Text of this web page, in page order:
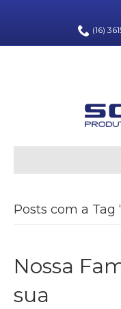
(16)
Posts com a Tag
Nossa
sua